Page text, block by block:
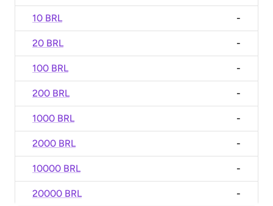
10 BRL -
20 BRL -
100 BRL -
200 BRL -
1000 BRL -
2000 BRL -
10000 BRL -
20000 BRL -